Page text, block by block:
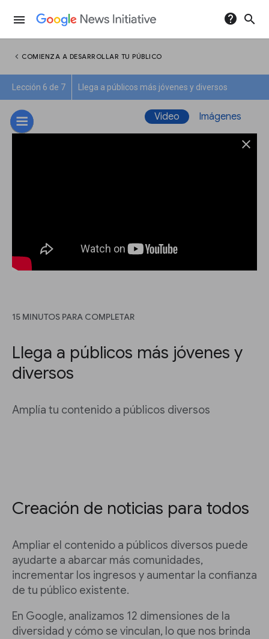
menu help search
chevron_left COMIENZA A DESARROLLAR TU PÚBLICO
Lección 6 de 7 Llega a públicos más jóvenes y diversos
Video Imágenes
close
15 MINUTOS PARA COMPLETAR
Llega a públicos más jóvenes y
diversos
Amplía tu contenido a públicos diversos
Creación de noticias para todos
Ampliar el contenido a públicos diversos puede
ayudarte a abarcar más comunidades,
incrementar los ingresos y aumentar la confianza
de tu público existente.
En Google, analizamos 12 dimensiones de la
diversidad y cómo se vinculan, lo que nos brinda